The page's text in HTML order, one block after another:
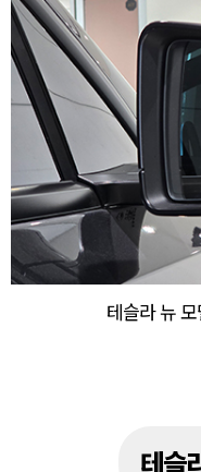
테슬라 뉴
테슬